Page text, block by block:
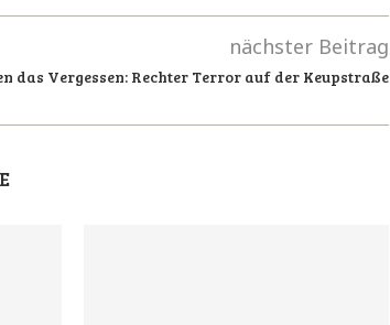
nächster Beitrag
das Vergessen: Rechter Terror auf der Keupstraße